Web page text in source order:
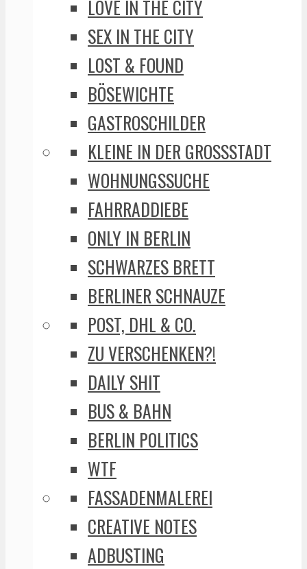
LOVE IN THE CITY
SEX IN THE CITY
LOST & FOUND
BÖSEWICHTE
GASTROSCHILDER
KLEINE IN DER GROSSSTADT
WOHNUNGSSUCHE
FAHRRADDIEBE
ONLY IN BERLIN
SCHWARZES BRETT
BERLINER SCHNAUZE
POST, DHL & CO.
ZU VERSCHENKEN?!
DAILY SHIT
BUS & BAHN
BERLIN POLITICS
WTF
FASSADENMALEREI
CREATIVE NOTES
ADBUSTING